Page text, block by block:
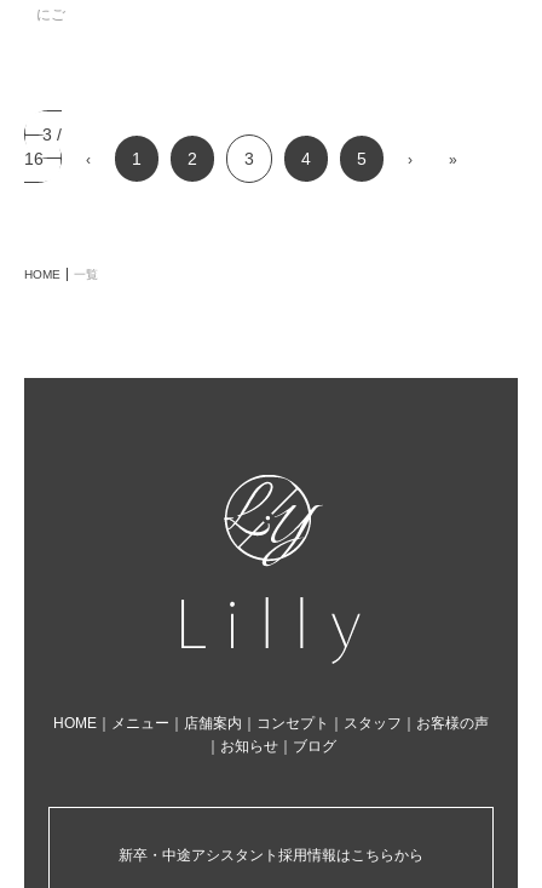
にご
3 /
16
‹ 1 2 3 4 5 › »
HOME 一覧
HOME メニュー 店舗案内 コンセプト スタッフ
お客様の声
お知らせ ブログ
新卒・中途アシスタント採用情報はこちらから